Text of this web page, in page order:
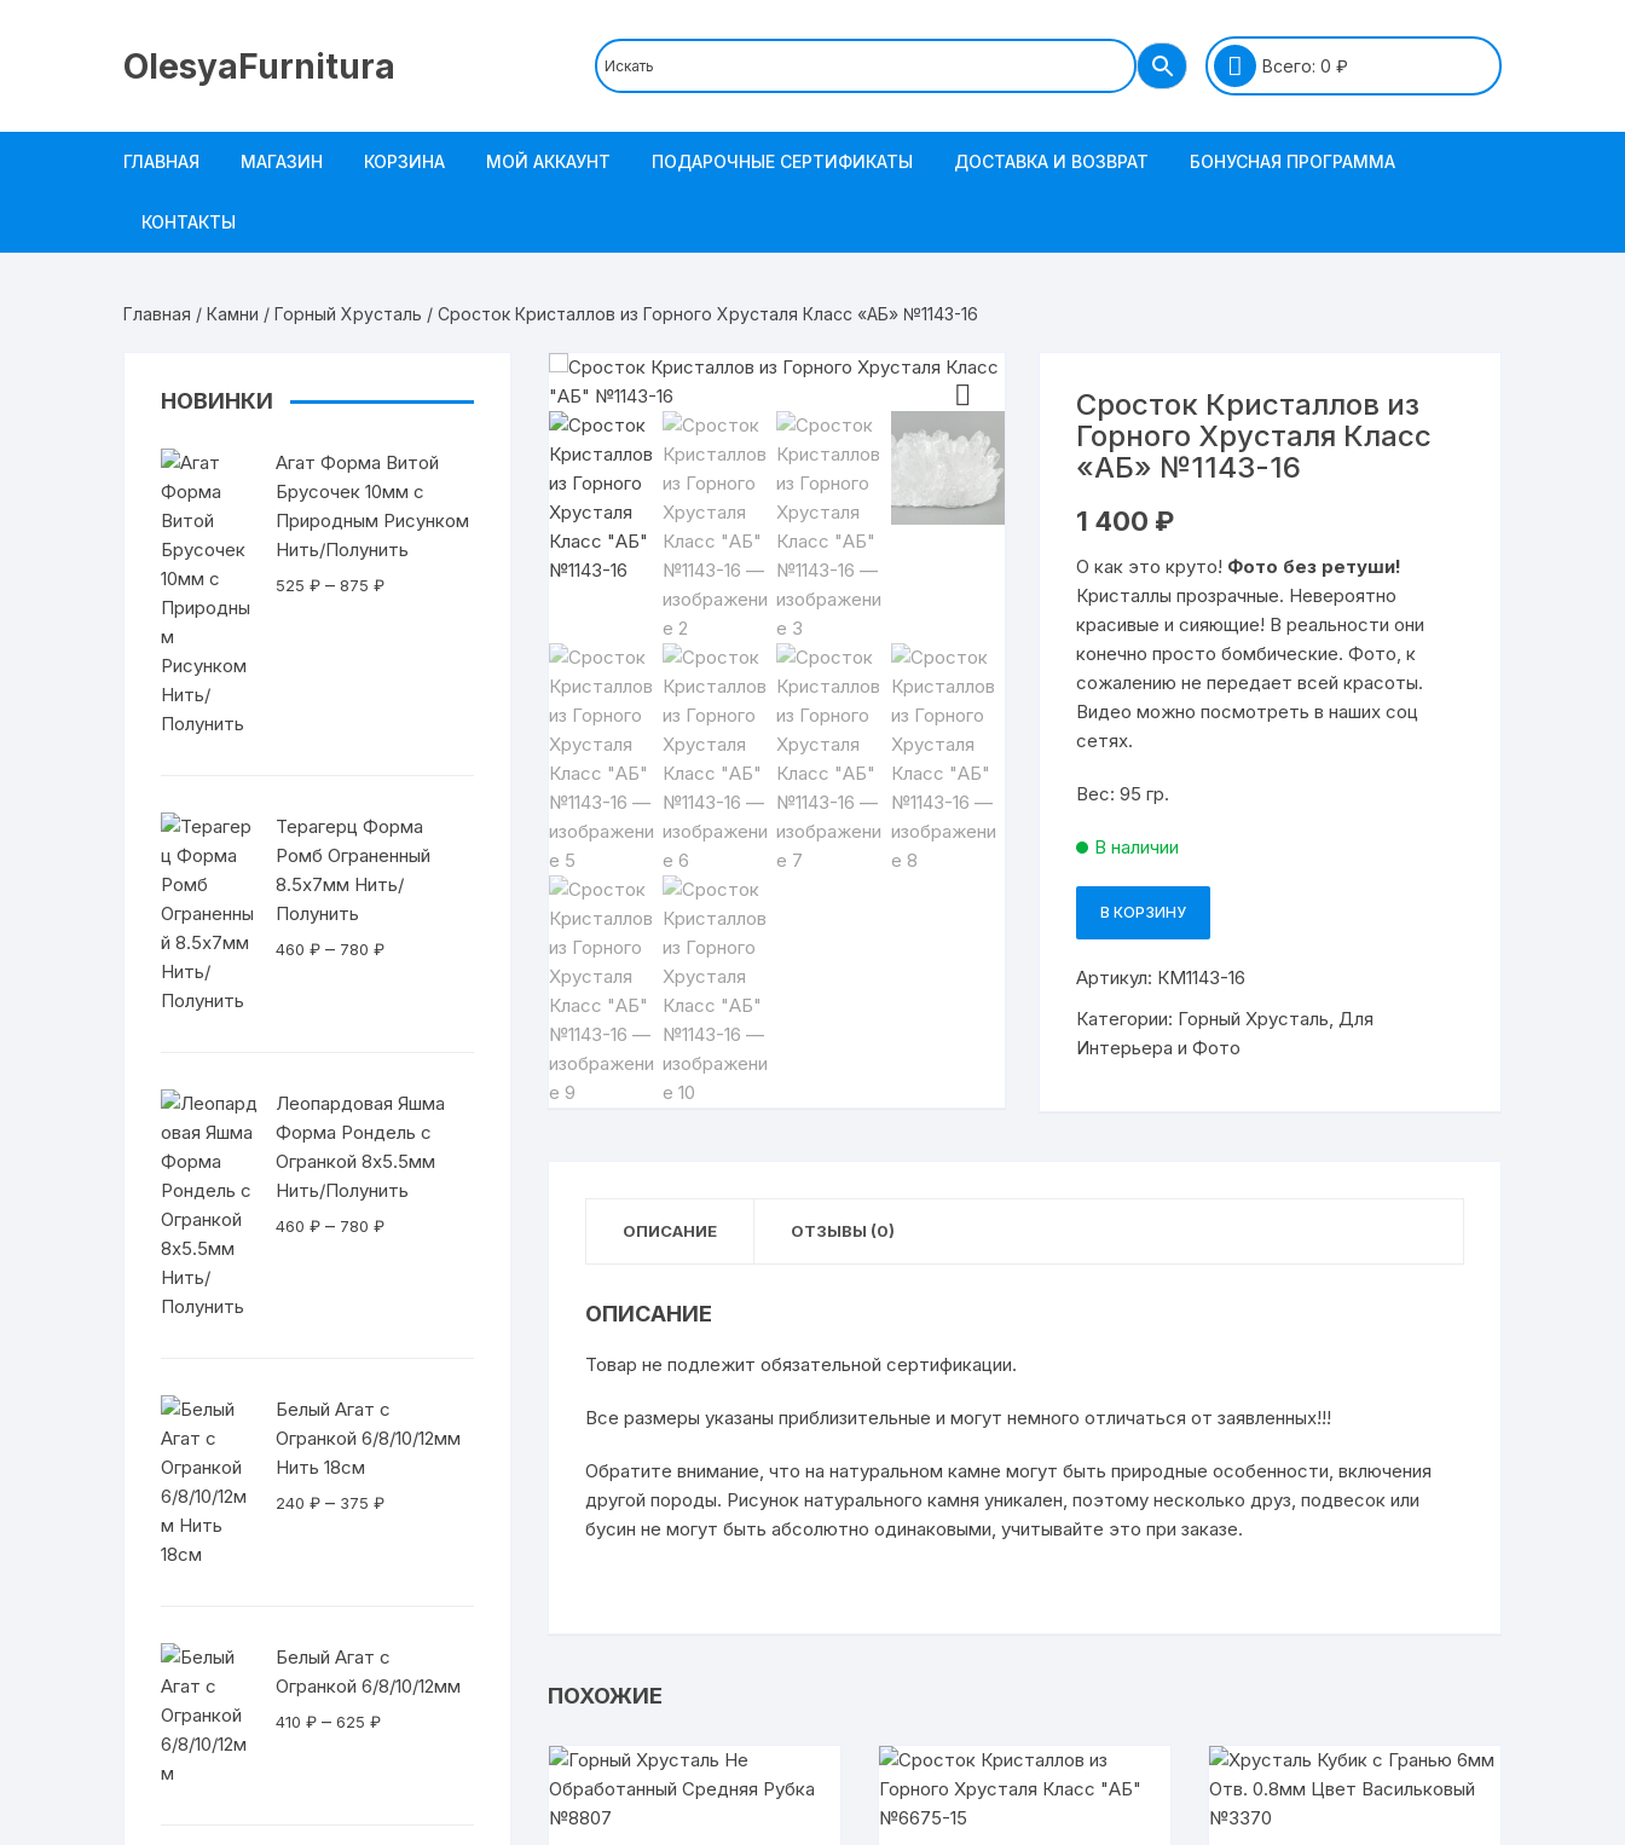
содержимомуOlesyaFurnitura Всего: 0 ₽
ГЛАВНАЯ МАГАЗИН
Жемчуг Культивированный
Друзы и Срезы
Индонезийские Бусины
Оборудование и Упаковка
КОРЗИНА МОЙ АККАУНТ ПОДАРОЧНЫЕ СЕРТИФИКАТЫ ДОСТАВКА И ВОЗВРАТ БОНУСНАЯ ПРОГРАММА
КОНТАКТЫ
Главная / Камни / Горный Хрусталь / Сросток Кристаллов из Горного Хрусталя Класс «АБ» №1143-16
Сросток Кристаллов из
Горного Хрусталя Класс
«АБ» №1143-16
1 400 ₽
О как это круто! Фото без ретуши!
Кристаллы прозрачные. Невероятно
красивые и сияющие! В реальности они
конечно просто бомбические. Фото, к
сожалению не передает всей красоты.
Видео можно посмотреть в наших соц
сетях.
Вес: 95 гр.
В наличии
Количество
Сросток
Кристаллов
из
В КОРЗИНУ
Артикул: КМ1143-16
Категории: Горный Хрусталь,Для
Интерьера и Фото
ОПИСАНИЕ ОТЗЫВЫ (0)
ОПИСАНИЕ
Товар не подлежит обязательной сертификации.
Все размеры указаны приблизительные и могут немного отличаться от заявленных!!!
Обратите внимание, что на натуральном камне могут быть природные особенности, включения
другой породы. Рисунок натурального камня уникален, поэтому несколько друз, подвесок или
бусин не могут быть абсолютно одинаковыми, учитывайте это при заказе.
ПОХОЖИЕ
НОВИНКИ
Агат Форма Витой
Брусочек 10мм с
Природным Рисунком
Нить/Полунить
525 ₽ – 875 ₽Диапазон
Терагерц Форма
Ромб Ограненный
8.5х7мм Нить/
Полунить
460 ₽ – 780 ₽Диапазон
Леопардовая Яшма
Форма Рондель с
Огранкой 8х5.5мм
Нить/Полунить
460 ₽ – 780 ₽Диапазон
Белый Агат с
Огранкой 6/8/10/12мм
Нить 18см
240 ₽ – 375 ₽Диапазон
Белый Агат с
Огранкой 6/8/10/12мм
410 ₽ – 625 ₽Диапазон